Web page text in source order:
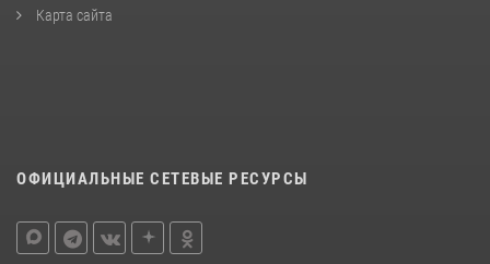
Карта сайта
ОФИЦИАЛЬНЫЕ СЕТЕВЫЕ РЕСУРСЫ